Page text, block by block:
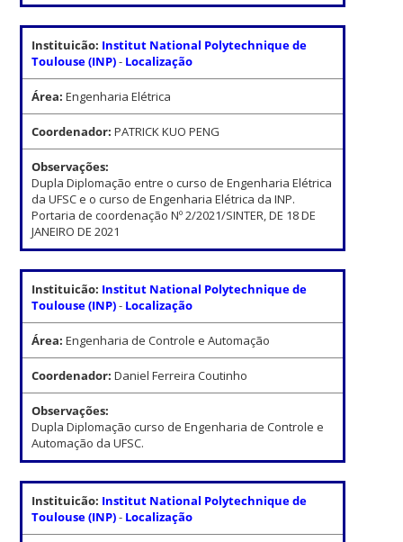
Instituicão: Institut National Polytechnique de
Toulouse (INP)- Localização
Área:Engenharia Elétrica
Coordenador:PATRICK KUO PENG
Observações:
Dupla Diplomação entre o curso de Engenharia Elétrica
da UFSC e o curso de Engenharia Elétrica da INP.
Portaria de coordenação Nº 2/2021/SINTER, DE 18 DE
JANEIRO DE 2021
Instituicão: Institut National Polytechnique de
Toulouse (INP)- Localização
Área:Engenharia de Controle e Automação
Coordenador:Daniel Ferreira Coutinho
Observações:
Dupla Diplomação curso de Engenharia de Controle e
Automação da UFSC.
Instituicão: Institut National Polytechnique de
Toulouse (INP)- Localização